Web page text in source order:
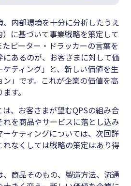
、内部環境を十分に分析したうえ
に基づいて事業戦略を策定して
ピーター・ドラッカーの言葉を
あるのが、お客さまに対して価
ティング」と、新しい価値を生
」です。これが企業の価値を高
す。
は、お客さまが望むQPSの組み合
を商品やサービスに落とし込み
ケティングについては、次回詳
れなくしては戦略の策定はあり得
、商品そのもの、製造方法、流通